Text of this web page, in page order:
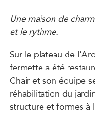
Une maison de
et le rythme.
Sur le plateau de
fermette a été
Chair et son équipe
réhabilitation du
structure et formes à